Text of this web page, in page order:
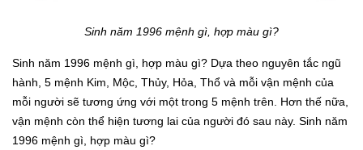
Sinh năm 1996 mệnh gì, hợp màu gì?
Sinh năm 1996 mệnh gì, hợp màu gì? Dựa theo nguyên tắc ngũ
hành, 5 mệnh Kim, Mộc, Thủy, Hỏa, Thổ và mỗi vận mệnh của
mỗi người sẽ tương ứng với một trong 5 mệnh trên. Hơn thế nữa,
vận mệnh còn thể hiện tương lai của người đó sau này. Sinh năm
1996 mệnh gì, hợp màu gì?